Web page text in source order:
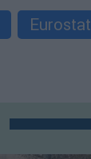
Eurostat